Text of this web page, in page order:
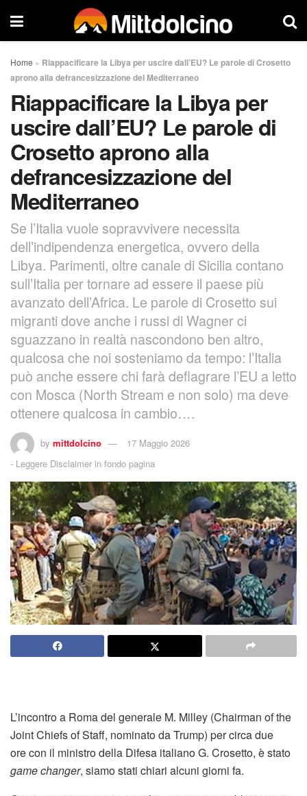
Home » Riappacificare la Libya per uscire dall’EU? Le parole di Crosetto
aprono alla defrancesizzazione del Mediterraneo
Riappacificare la Libya per
uscire dall’EU? Le parole di
Crosetto aprono alla
defrancesizzazione del
Mediterraneo
Se l’Italia vuole sopravvivere necessita
dell’indipendenza energetica, ovvero della
Libya. Parimenti, oltre canale di Sicilia contano
sull’Italia per tornare ad essere il paese più
avanzato dell’Africa. Le parole di Crosetto sui
migranti dove anche i russi di Wagner ci
sguazzano in realtà nascondono ben altro,
qualcosa che noi sosteniamo da tempo: l’Italia
può anche essere chi farà deflagrare l’EU a letto
con Mosca (North Stream e non solo) ma deve
ottenere qualcosa in cambio….
by mittdolcino
17 Maggio 2026
- Leggere Disclaimer in fondo pagina
L’incontro a Roma del generale M. Milley (Chairman of the
Joint Chiefs of Staff, nominato da Trump) per circa due
orecon il ministro della Difesa italiano G. Crosetto, è stato
game changer, siamo stati chiari alcuni giorni fa.